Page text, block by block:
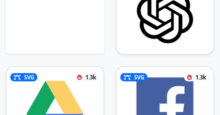
SVG 1.3k SVG 1.3k